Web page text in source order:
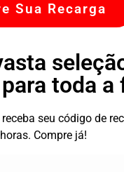
Sua Recarga
toda a
seu código de
Compre já!